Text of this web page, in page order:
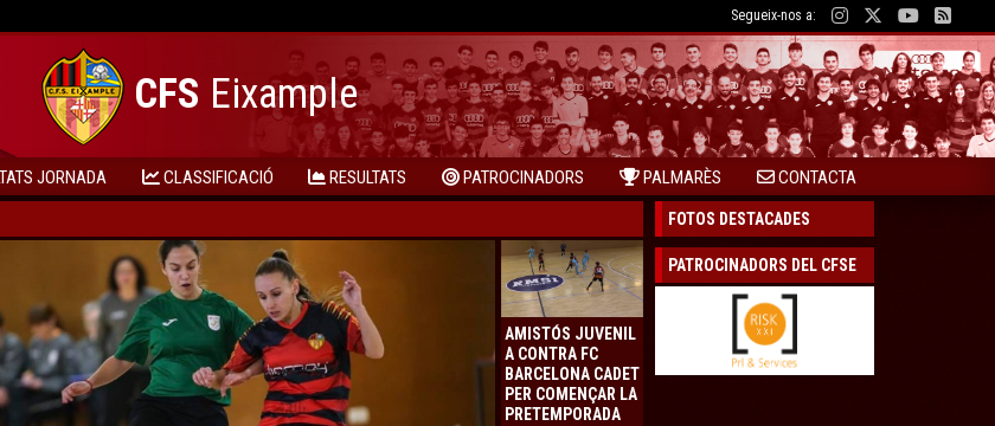
Segueix-nos a:
CFS Eixample
JORNADA CLASSIFICACIÓ RESULTATS PATROCINADORS PALMARÈS CONTACTA
AMISTÓS JUVENIL
A CONTRA FC
BARCELONA CADET
PER COMENÇAR LA
PRETEMPORADA
FOTOS DESTACADES
PATROCINADORS DEL CFSE